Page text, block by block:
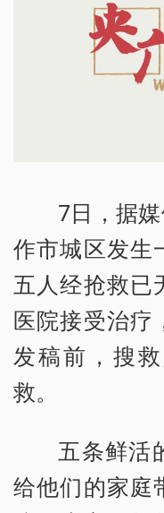
7日，据
作市城区发生
五人经抢救已
医院接受治疗
发稿前，搜
救。
五条鲜活
给他们的家庭